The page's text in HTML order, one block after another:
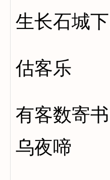
生长石城
估客乐
有客数寄
乌夜啼